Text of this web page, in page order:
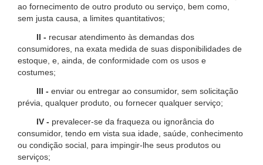
ao fornecimento de outro produto ou serviço, bem como,
sem justa causa, a limites quantitativos;
II - recusar atendimento às demandas dos
consumidores, na exata medida de suas disponibilidades de
estoque, e, ainda, de conformidade com os usos e
costumes;
III - enviar ou entregar ao consumidor, sem solicitação
prévia, qualquer produto, ou fornecer qualquer serviço;
IV - prevalecer-se da fraqueza ou ignorância do
consumidor, tendo em vista sua idade, saúde, conhecimento
ou condição social, para impingir-lhe seus produtos ou
serviços;